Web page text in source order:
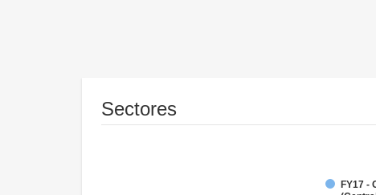
Sectores
FY17 -